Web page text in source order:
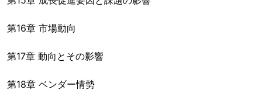
第16章 市場動向
第17章 動向とその影響
第18章 ベンダー情勢